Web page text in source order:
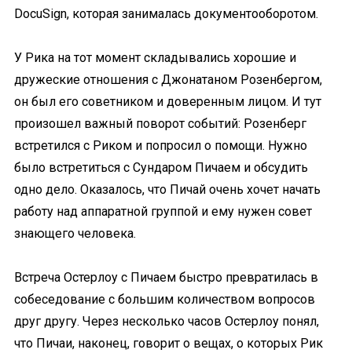
DocuSign, которая занималась документооборотом.
У Рика на тот момент складывались хорошие и
дружеские отношения с Джонатаном Розенбергом,
он был его советником и доверенным лицом. И тут
произошел важный поворот событий: Розенберг
встретился с Риком и попросил о помощи. Нужно
было встретиться с Сундаром Пичаем и обсудить
одно дело. Оказалось, что Пичай очень хочет начать
работу над аппаратной группой и ему нужен совет
знающего человека.
Встреча Остерлоу с Пичаем быстро превратилась в
собеседование с большим количеством вопросов
друг другу. Через несколько часов Остерлоу понял,
что Пичаи, наконец, говорит о вещах, о которых Рик